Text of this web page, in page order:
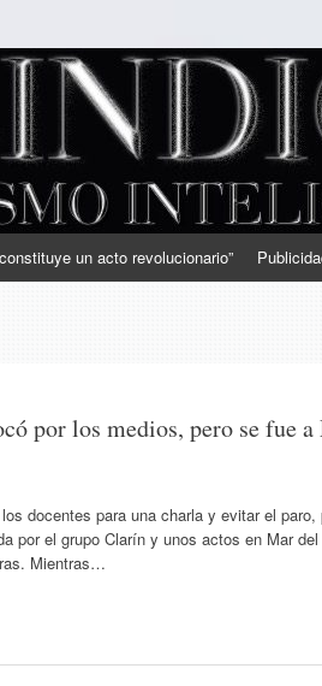
un acto revolucionario”
por los medios, pero se fue
docentes para una charla y evitar el paro,
por el grupo Clarín y unos actos en Mar
Mientras…